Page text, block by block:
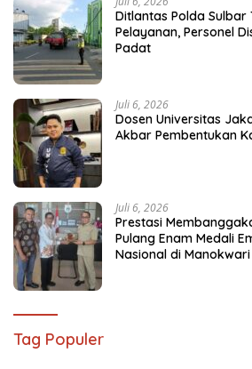
Ditlantas Polda
Pelayanan, Personel
Padat
Juli 6, 2026
Dosen Universitas
Akbar Pembentukan
Juli 6, 2026
Prestasi
Pulang Enam Medali
Nasional di Manokwari
Tag Populer